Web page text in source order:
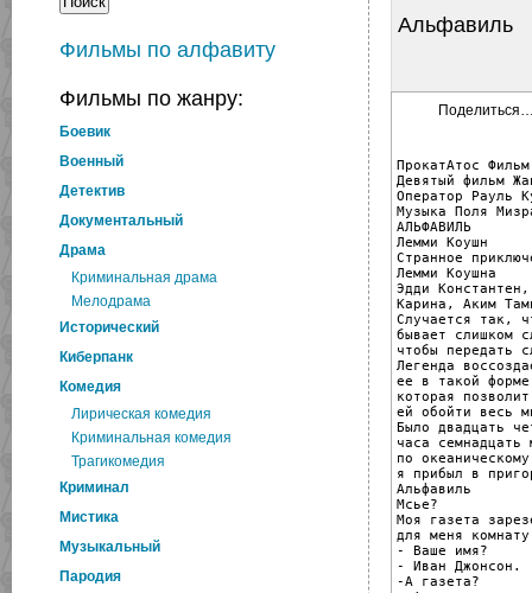
Фильмы по алфавиту
Фильмы по жанру:
Боевик
Военный
Детектив
Документальный
Драма
Криминальная драма
Мелодрама
Исторический
Киберпанк
Комедия
Лирическая комедия
Криминальная комедия
Трагикомедия
Криминал
Мистика
Музыкальный
Пародия
Альфавиль
ПрокатАтос Фильм
Девятый фильм
Оператор Рауль
Музыка Поля
АЛЬФАВИЛЬ
Лемми Коушн
Странное
Лемми Коушна
Эдди
Карина, Аким
Случается так,
бывает слишком
чтобы передать
Легенда
ее в такой
которая позволит
ей обойти весь
Было двадцать
часа семнадцать
по
я прибыл в
Альфавиль
Мсье?
Моя газета
для меня
- Ваше имя?
- Иван Джонсон.
-А газета?